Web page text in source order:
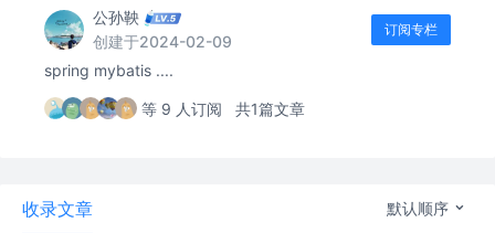
公孙鞅
创建于2024-02-09
订阅专栏
spring mybatis ....
等 9 人订阅 共1篇文章
收录文章 默认顺序